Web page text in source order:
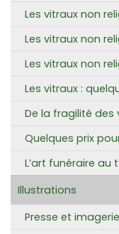
Les vitraux non
Les vitraux non
Les vitraux non
Les vitraux :
De la fragilité des
Quelques prix
L’art funéraire au
Illustrations
Presse et